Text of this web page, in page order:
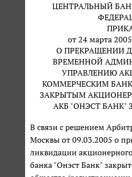
ЦЕНТРАЛЬНЫЙ
от 24 марта
О ПРЕКРАЩЕНИИ
ВРЕМЕННОЙ
УПРАВЛЕНИЮ
КОММЕРЧЕСКИМ
ЗАКРЫТЫМ
АКБ "ОНЭСТ БАНК"
В связи с решением
Москвы от 09.03.2005 о
ликвидации
банка "Онэст Банк"